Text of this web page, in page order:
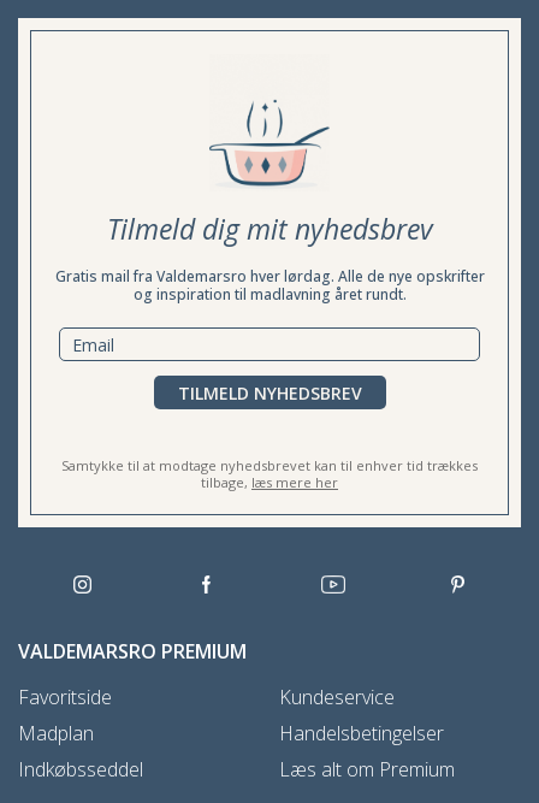
Tilmeld dig mit nyhedsbrev
Gratis mail fra Valdemarsro hver lørdag. Alle de nye opskrifter
og inspiration til madlavning året rundt.
TILMELD NYHEDSBREV
Samtykke til at modtage nyhedsbrevet kan til enhver tid trækkes
tilbage, læs mere her
VALDEMARSRO PREMIUM
Favoritside
Madplan
Indkøbsseddel
Kundeservice
Handelsbetingelser
Læs alt om Premium